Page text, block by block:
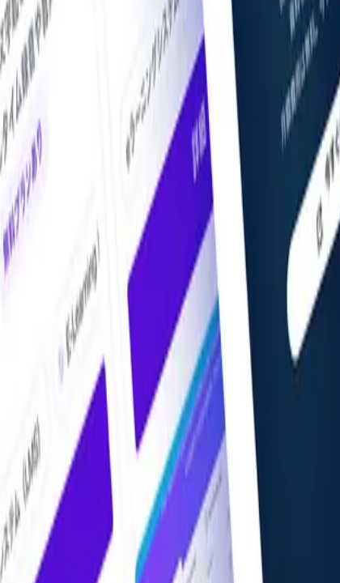
掲載希望の方